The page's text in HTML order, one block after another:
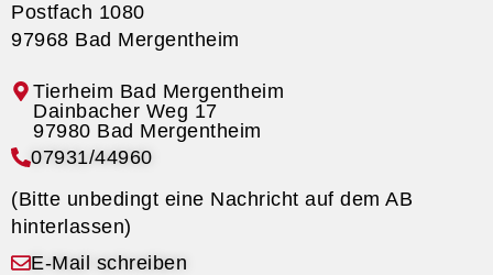
Postfach 1080
97968 Bad Mergentheim
Tierheim Bad Mergentheim
07931/44960
(Bitte unbedingt eine Nachricht auf dem AB
hinterlassen)
E-Mail schreiben